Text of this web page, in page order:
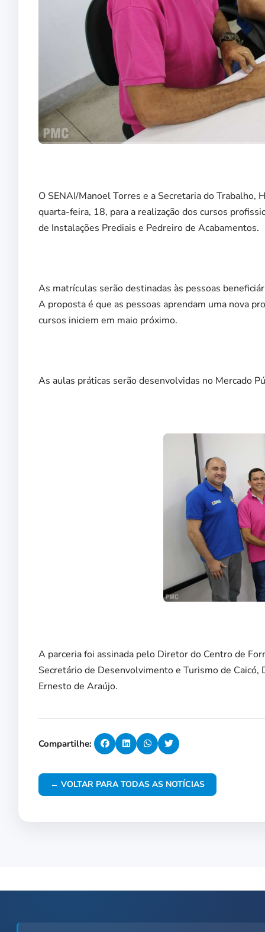
O SENAI/Manoel Torres e a Secretaria do Trabalho,
quarta-feira, 18, para a realização dos cursos
de Instalações Prediais e Pedreiro de Acabamentos.
As matrículas serão destinadas às pessoas
A proposta é que as pessoas aprendam uma nova
cursos iniciem em maio próximo.
As aulas práticas serão desenvolvidas no Mercado
A parceria foi assinada pelo Diretor do Centro de
Secretário de Desenvolvimento e Turismo de
Ernesto de Araújo.
Compartilhe:
← VOLTAR PARA TODAS AS NOTÍCIAS